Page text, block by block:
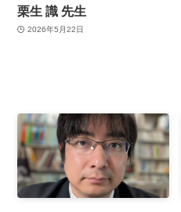
栗生 識 先生
2026年5月22日